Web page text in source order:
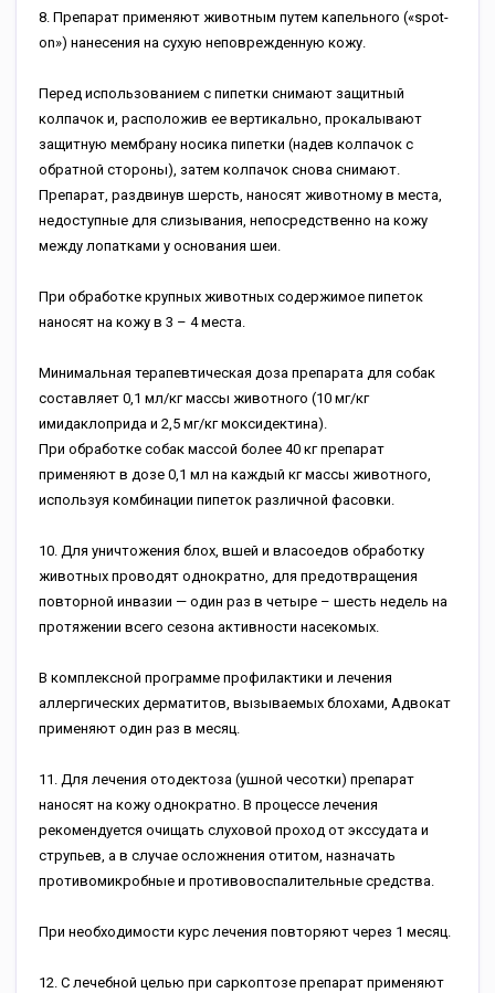
8. Препарат применяют животным путем капельного («spot-
on») нанесения на сухую неповрежденную кожу.
Перед использованием с пипетки снимают защитный
колпачок и, расположив ее вертикально, прокалывают
защитную мембрану носика пипетки (надев колпачок с
обратной стороны), затем колпачок снова снимают.
Препарат, раздвинув шерсть, наносят животному в места,
недоступные для слизывания, непосредственно на кожу
между лопатками у основания шеи.
При обработке крупных животных содержимое пипеток
наносят на кожу в 3 – 4 места.
Минимальная терапевтическая доза препарата для собак
составляет 0,1 мл/кг массы животного (10 мг/кг
имидаклоприда и 2,5 мг/кг моксидектина).
При обработке собак массой более 40 кг препарат
применяют в дозе 0,1 мл на каждый кг массы животного,
используя комбинации пипеток различной фасовки.
10. Для уничтожения блох, вшей и власоедов обработку
животных проводят однократно, для предотвращения
повторной инвазии — один раз в четыре – шесть недель на
протяжении всего сезона активности насекомых.
В комплексной программе профилактики и лечения
аллергических дерматитов, вызываемых блохами, Адвокат
применяют один раз в месяц.
11. Для лечения отодектоза (ушной чесотки) препарат
наносят на кожу однократно. В процессе лечения
рекомендуется очищать слуховой проход от экссудата и
струпьев, а в случае осложнения отитом, назначать
противомикробные и противовоспалительные средства.
При необходимости курс лечения повторяют через 1 месяц.
12. С лечебной целью при саркоптозе препарат применяют